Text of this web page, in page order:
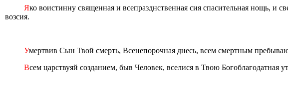
Яко воистинну священная и всепразднственная сия спасительная нощь, и
возсия.
Умертвив Сын Твой смерть, Всенепорочная днесь, всем смертным
Всем царствуяй созданием, быв Человек, вселися в Твою Богоблагодатная